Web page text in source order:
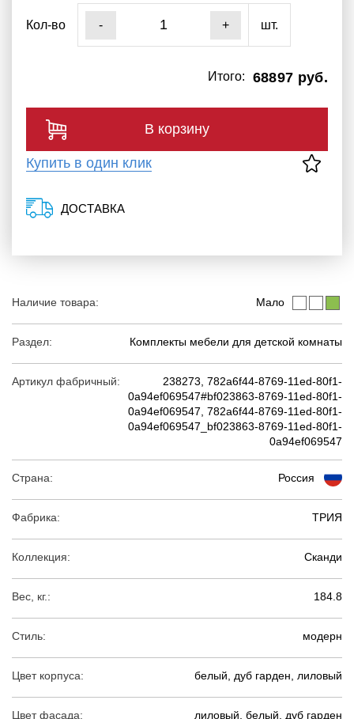
Наличие товара: Мало
Раздел: Комплекты мебели для детской комнаты
Артикул фабричный:
238273, 782a6f44-8769-11ed-80f1-
0a94ef069547#bf023863-8769-11ed-80f1-
0a94ef069547, 782a6f44-8769-11ed-80f1-
0a94ef069547_bf023863-8769-11ed-80f1-
0a94ef069547
Страна: Россия
Фабрика: ТРИЯ
Коллекция: Сканди
Вес, кг.: 184.8
Стиль: модерн
Цвет корпуса: белый, дуб гарден, лиловый
Цвет фасада: лиловый, белый, дуб гарден
Кол-во - + шт.
68897 руб.
Итого:
В корзину
Купить в один клик
ДОСТАВКА